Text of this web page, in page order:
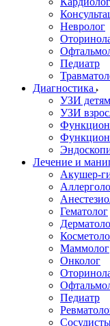
Невролог
Педиатр
Диагностика
УЗИ
УЗИ
Лечение и
Акушер-
Гематолог
Маммолог
Онколог
Педиатр